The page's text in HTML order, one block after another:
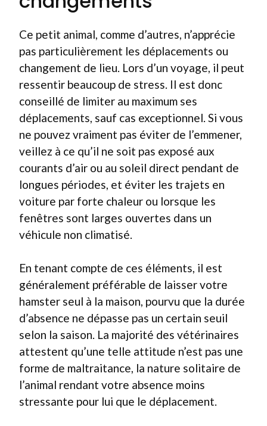
Ce petit animal, comme d’autres, n’apprécie
pas particulièrement les déplacements ou
changement de lieu. Lors d’un voyage, il peut
ressentir beaucoup de stress. Il est donc
conseillé de limiter au maximum ses
déplacements, sauf cas exceptionnel. Si vous
ne pouvez vraiment pas éviter de l’emmener,
veillez à ce qu’il ne soit pas exposé aux
courants d’air ou au soleil direct pendant de
longues périodes, et éviter les trajets en
voiture par forte chaleur ou lorsque les
fenêtres sont larges ouvertes dans un
véhicule non climatisé.
En tenant compte de ces éléments, il est
généralement préférable de laisser votre
hamster seul à la maison, pourvu que la durée
d’absence ne dépasse pas un certain seuil
selon la saison. La majorité des vétérinaires
attestent qu’une telle attitude n’est pas une
forme de maltraitance, la nature solitaire de
l’animal rendant votre absence moins
stressante pour lui que le déplacement.